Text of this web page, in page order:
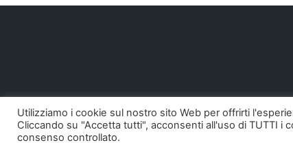
Utilizziamo i cookie sul nostro sito Web per offrirti
Cliccando su "Accetta tutti", acconsenti all'uso di TUTTI i
consenso controllato.